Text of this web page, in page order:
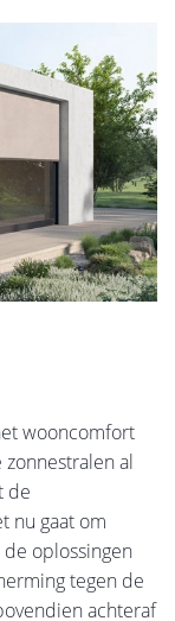
wooncomfort
al
de
nu gaat om
oplossingen
tegen de
achteraf